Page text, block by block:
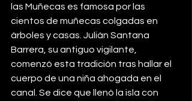
las Muñecas es famosa por las
cientos de muñecas colgadas en
árboles y casas. Julián Santana
Barrera, su antiguo vigilante,
comenzó esta tradición tras hallar el
cuerpo de una niña ahogada en el
canal. Se dice que llenó la isla con